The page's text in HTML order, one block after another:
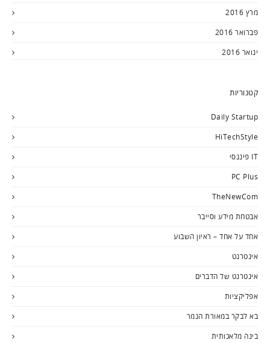
מרץ 2016
פברואר 2016
ינואר 2016
קטגוריות
Daily Startup
HiTechStyle
IT פיננסי
PC Plus
TheNewCom
אבטחת מידע וסייבר
אחד על אחד – ראיון השבוע
אינטרנט
אינטרנט של הדברים
אפליקציות
בא לבקר במאורת הנמר
בינה מלאכותית